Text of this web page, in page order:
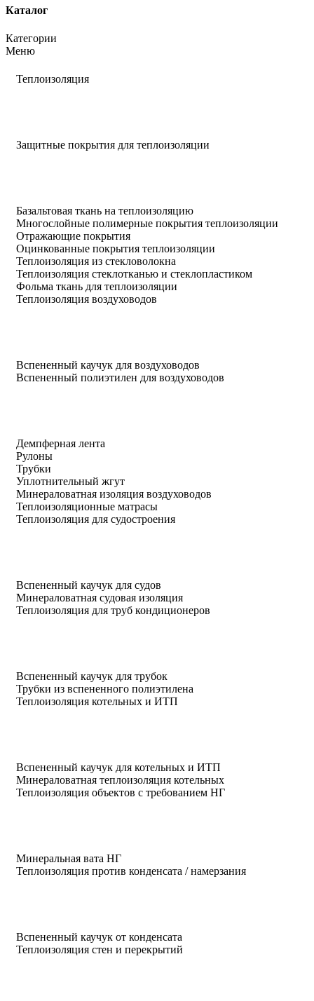
Каталог
Категории
Меню
Теплоизоляция
Защитные покрытия для теплоизоляции
Базальтовая ткань на теплоизоляцию
Многослойные полимерные покрытия теплоизоляции
Отражающие покрытия
Оцинкованные покрытия теплоизоляции
Теплоизоляция из стекловолокна
Теплоизоляция стеклотканью и стеклопластиком
Фольма ткань для теплоизоляции
Теплоизоляция воздуховодов
Вспененный каучук для воздуховодов
Вспененный полиэтилен для воздуховодов
Демпферная лента
Рулоны
Трубки
Уплотнительный жгут
Минераловатная изоляция воздуховодов
Теплоизоляционные матрасы
Теплоизоляция для судостроения
Вспененный каучук для судов
Минераловатная судовая изоляция
Теплоизоляция для труб кондиционеров
Вспененный каучук для трубок
Трубки из вспененного полиэтилена
Теплоизоляция котельных и ИТП
Вспененный каучук для котельных и ИТП
Минераловатная теплоизоляция котельных
Теплоизоляция объектов с требованием НГ
Минеральная вата НГ
Теплоизоляция против конденсата / намерзания
Вспененный каучук от конденсата
Теплоизоляция стен и перекрытий